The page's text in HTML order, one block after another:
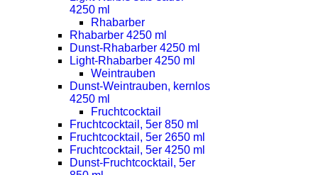
4250 ml
Rhabarber
Rhabarber 4250 ml
Dunst-Rhabarber 4250 ml
Light-Rhabarber 4250 ml
Weintrauben
Dunst-Weintrauben, kernlos
4250 ml
Fruchtcocktail
Fruchtcocktail, 5er 850 ml
Fruchtcocktail, 5er 2650 ml
Fruchtcocktail, 5er 4250 ml
Dunst-Fruchtcocktail, 5er